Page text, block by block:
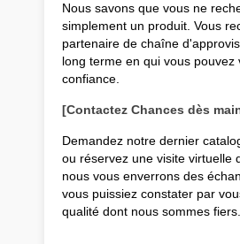
Nous savons que vous ne
simplement un produit. Vous
partenaire de chaîne
long terme en qui vous pouvez
confiance.
[Contactez Chances dès
Demandez notre dernier
ou réservez une visite virtuelle
nous vous enverrons des
vous puissiez constater par
qualité dont nous sommes fiers.